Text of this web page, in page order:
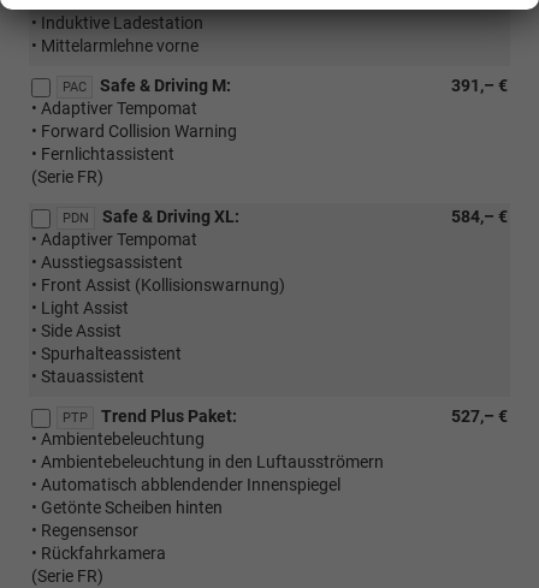
• Induktive Ladestation
• Mittelarmlehne vorne
PAC 391,– €
Safe & Driving M:
• Adaptiver Tempomat
• Forward Collision Warning
• Fernlichtassistent
(Serie FR)
PDN 584,– €
Safe & Driving XL:
• Adaptiver Tempomat
• Ausstiegsassistent
• Front Assist (Kollisionswarnung)
• Light Assist
• Side Assist
• Spurhalteassistent
• Stauassistent
PTP 527,– €
Trend Plus Paket:
• Ambientebeleuchtung
• Ambientebeleuchtung in den Luftausströmern
• Automatisch abblendender Innenspiegel
• Getönte Scheiben hinten
• Regensensor
• Rückfahrkamera
(Serie FR)